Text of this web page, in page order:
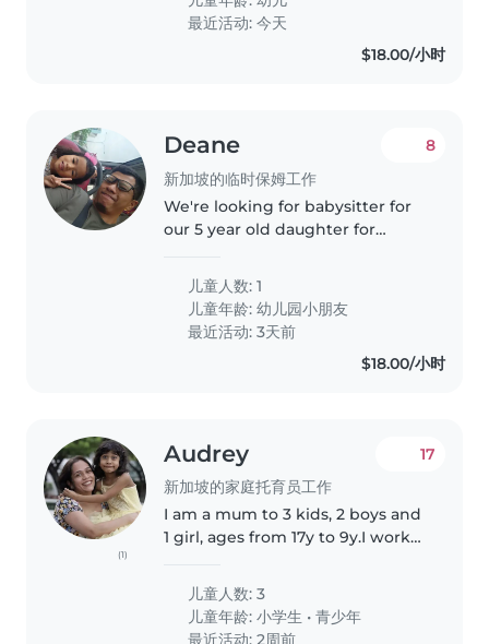
最近活动: 今天
$18.00/小时
Deane
新加坡的临时保姆工作
8
We're looking for babysitter for
our 5 year old daughter for
Location: Marine Terrace Duties:
Engage with her which may
include reading, art & crafts,..
儿童人数: 1
儿童年龄:幼儿园小朋友
最近活动: 3天前
$18.00/小时
(1)
Audrey
新加坡的家庭托育员工作
17
I am a mum to 3 kids, 2 boys and
1 girl, ages from 17y to 9y.I work
help when I have off-site
meetings or errands to run to
keep the 2 younger kids (11y..
儿童人数: 3
儿童年龄:小学生 •青少年
最近活动: 2周前